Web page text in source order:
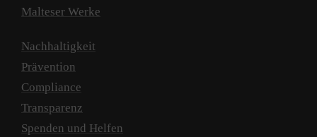
Malteser Werke
Nachhaltigkeit
Prävention
Compliance
Transparenz
Spenden und Helfen